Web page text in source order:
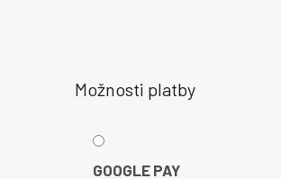
Možnosti platby
GOOGLE PAY